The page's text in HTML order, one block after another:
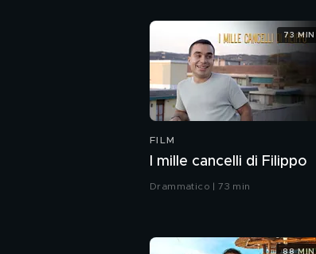
FILM
I mille cancelli di Filippo
Drammatico | 73 min
73 MIN
88 MIN